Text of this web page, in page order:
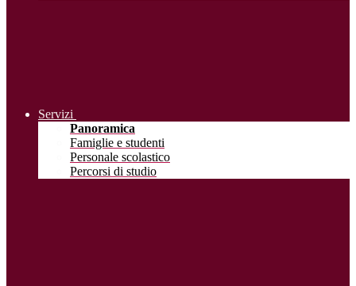
Servizi
Panoramica
Famiglie e studenti
Personale scolastico
Percorsi di studio